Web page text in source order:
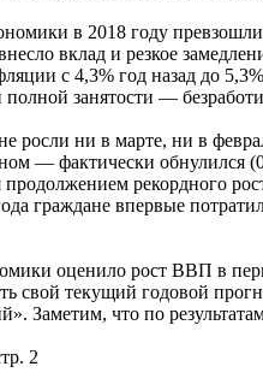
в 2018 году
вклад и резкое
с 4,3% год назад до
занятости —
росли ни в марте, ни в
— фактически обнулился
рекордного
граждане впервые
оценило рост ВВП в
свой текущий годовой
Заметим, что по
2